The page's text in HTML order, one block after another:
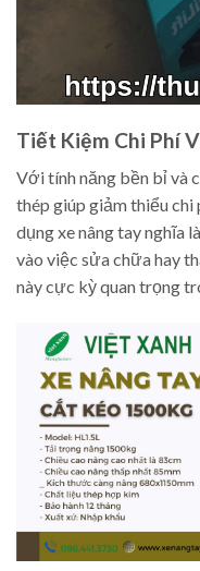
Tiết Kiệm Chi Phí
Với tính năng bền bỉ và
thép giúp giảm thiểu chi
dụng xe nâng tay nghĩa
vào việc sửa chữa hay
này cực kỳ quan trọng